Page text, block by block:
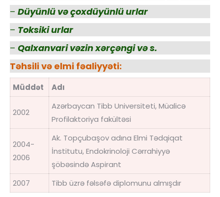
– Düyünlü və çoxdüyünlü urlar
– Toksiki urlar
– Qalxanvari vəzin xərçəngi və s.
Təhsili və elmi fəaliyyəti:
Müddət Adı
2002
Azərbaycan Tibb Universiteti, Müalicə
Profilaktoriya fakültəsi
2004-
2006
Ak. Topçubaşov adına Elmi Tədqiqat
İnstitutu, Endokrinoloji Cərrahiyyə
şöbəsində Aspirant
2007
Tibb üzrə fəlsəfə diplomunu almışdır